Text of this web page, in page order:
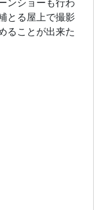
ンショーも行わ
とる屋上で撮影
ることが出来た